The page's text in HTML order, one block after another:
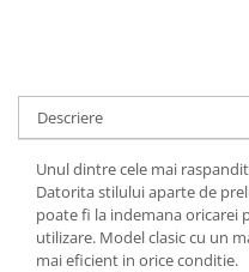
Viori
Descriere
Unul dintre cele mai
Datorita stilului aparte de
poate fi la indemana oricarei
utilizare. Model clasic cu un
mai eficient in orice conditie.